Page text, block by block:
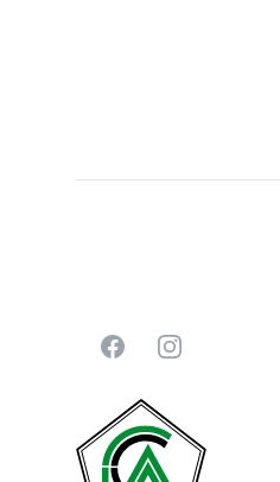
FacebookInstagram